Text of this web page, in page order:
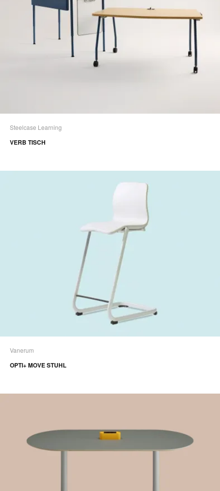
Steelcase Learning
VERB TISCH
Vanerum
OPTI+ MOVE STUHL